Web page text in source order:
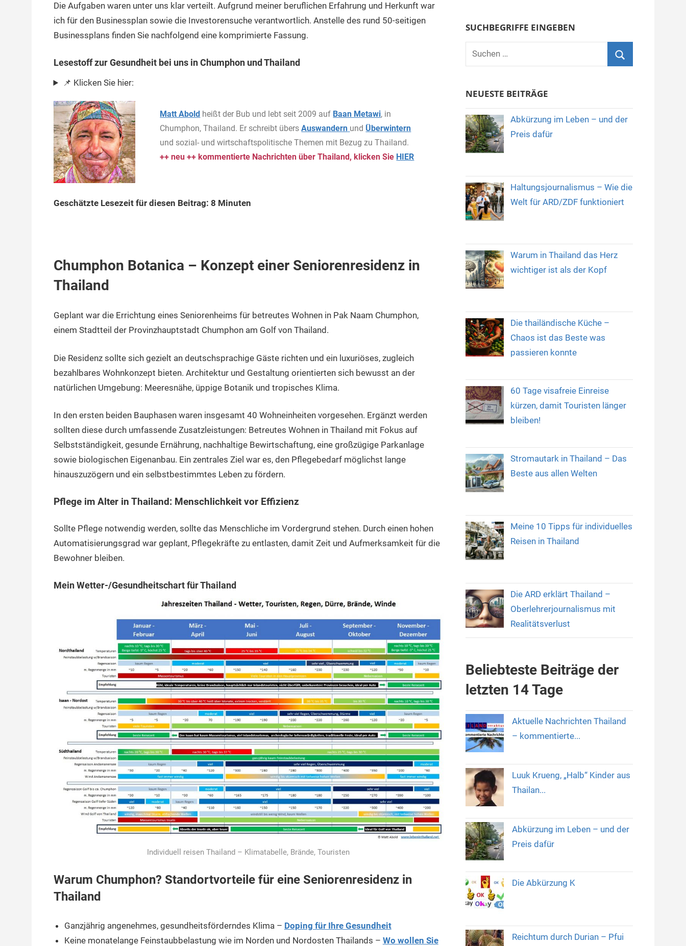
Die Aufgaben waren unter uns klar verteilt. Aufgrund meiner beruflichen Erfahrung und Herkunft war
ich für den Businessplan sowie die Investorensuche verantwortlich. Anstelle des rund 50-seitigen
Businessplans finden Sie nachfolgend eine komprimierte Fassung.
Lesestoff zur Gesundheit bei uns in Chumphon und Thailand
📌 Klicken Sie hier:
Matt Abold heißt der Bub und lebt seit 2009 auf Baan Metawi, in
Chumphon, Thailand. Er schreibt übersAuswandern und Überwintern
und sozial- und wirtschaftspolitische Themen mit Bezug zu Thailand.
++ neu ++ kommentierte Nachrichten über Thailand, klicken Sie HIER
Geschätzte Lesezeit für diesen Beitrag: 8 Minuten
Chumphon Botanica – Konzept einer Seniorenresidenz in
Thailand
Geplant war die Errichtung eines Seniorenheims für betreutes Wohnen in Pak Naam Chumphon,
einem Stadtteil der Provinzhauptstadt Chumphon am Golf von Thailand.
Die Residenz sollte sich gezielt an deutschsprachige Gäste richten und ein luxuriöses, zugleich
bezahlbares Wohnkonzept bieten. Architektur und Gestaltung orientierten sich bewusst an der
natürlichen Umgebung: Meeresnähe, üppige Botanik und tropisches Klima.
In den ersten beiden Bauphasen waren insgesamt 40 Wohneinheiten vorgesehen. Ergänzt werden
sollten diese durch umfassende Zusatzleistungen: Betreutes Wohnen in Thailand mit Fokus auf
Selbstständigkeit, gesunde Ernährung, nachhaltige Bewirtschaftung, eine großzügige Parkanlage
sowie biologischen Eigenanbau. Ein zentrales Ziel war es, den Pflegebedarf möglichst lange
hinauszuzögern und ein selbstbestimmtes Leben zu fördern.
Pflege im Alter in Thailand: Menschlichkeit vor Effizienz
Sollte Pflege notwendig werden, sollte das Menschliche im Vordergrund stehen. Durch einen hohen
Automatisierungsgrad war geplant, Pflegekräfte zu entlasten, damit Zeit und Aufmerksamkeit für die
Bewohner bleiben.
Mein Wetter-/Gesundheitschart für Thailand
Individuell reisen Thailand – Klimatabelle, Brände, Touristen
Warum Chumphon? Standortvorteile für eine Seniorenresidenz in
Thailand
Ganzjährig angenehmes, gesundheitsförderndes Klima – Doping für Ihre Gesundheit
Keine monatelange Feinstaubbelastung wie im Norden und Nordosten Thailands – Wo wollen Sie
SUCHBEGRIFFE EINGEBEN
Suchen
NEUESTE BEITRÄGE
Abkürzung im Leben – und der
Preis dafür
Haltungsjournalismus – Wie die
Welt für ARD/ZDF funktioniert
Warum in Thailand das Herz
wichtiger ist als der Kopf
Die thailändische Küche –
Chaos ist das Beste was
passieren konnte
60 Tage visafreie Einreise
kürzen, damit Touristen länger
bleiben!
Stromautark in Thailand – Das
Beste aus allen Welten
Meine 10 Tipps für individuelles
Reisen in Thailand
Die ARD erklärt Thailand –
Oberlehrerjournalismus mit
Realitätsverlust
Beliebteste Beiträge der
letzten 14 Tage
Aktuelle Nachrichten Thailand
– kommentierte...
Luuk Krueng, „Halb“ Kinder aus
Thailan...
Abkürzung im Leben – und der
Preis dafür
Die Abkürzung K
Reichtum durch Durian – Pfui